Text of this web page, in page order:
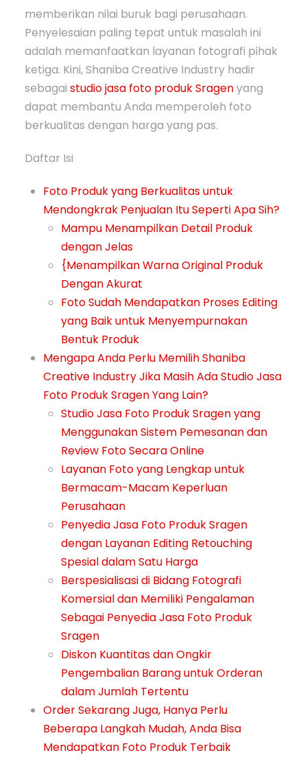
memberikan nilai buruk bagi perusahaan.
Penyelesaian paling tepat untuk masalah ini
adalah memanfaatkan layanan fotografi pihak
ketiga. Kini, Shaniba Creative Industry hadir
sebagaistudio jasa foto produk Sragenyang
dapat membantu Anda memperoleh foto
berkualitas dengan harga yang pas.
Daftar Isi
Foto Produk yang Berkualitas untuk
Mendongkrak Penjualan Itu Seperti Apa Sih?
Mampu Menampilkan Detail Produk
dengan Jelas
{Menampilkan Warna Original Produk
Dengan Akurat
Foto Sudah Mendapatkan Proses Editing
yang Baik untuk Menyempurnakan
Bentuk Produk
Mengapa Anda Perlu Memilih Shaniba
Creative Industry Jika Masih Ada Studio Jasa
Foto Produk Sragen Yang Lain?
Studio Jasa Foto Produk Sragen yang
Menggunakan Sistem Pemesanan dan
Review Foto Secara Online
Layanan Foto yang Lengkap untuk
Bermacam-Macam Keperluan
Perusahaan
Penyedia Jasa Foto Produk Sragen
dengan Layanan Editing Retouching
Spesial dalam Satu Harga
Berspesialisasi di Bidang Fotografi
Komersial dan Memiliki Pengalaman
Sebagai Penyedia Jasa Foto Produk
Sragen
Diskon Kuantitas dan Ongkir
Pengembalian Barang untuk Orderan
dalam Jumlah Tertentu
Order Sekarang Juga, Hanya Perlu
Beberapa Langkah Mudah, Anda Bisa
Mendapatkan Foto Produk Terbaik